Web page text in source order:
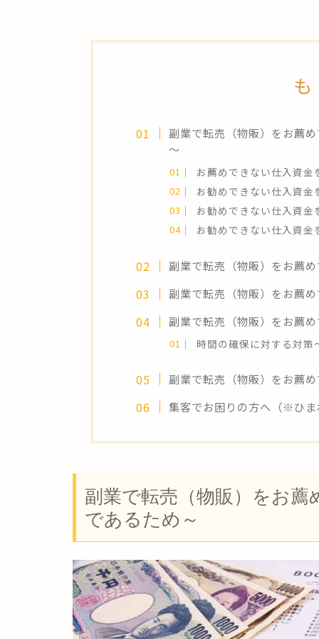
副業で転売（物販）をお薦
～
お薦めできない仕入資金
お勧めできない仕入資金
お勧めできない仕入資金
お勧めできない仕入資金
副業で転売（物販）をお薦
副業で転売（物販）をお薦
副業で転売（物販）をお薦
時間の確保に対する対策
副業で転売（物販）をお薦
集客でお困りの方へ（※ひま
副業で転売（物販）をお薦
であるため～